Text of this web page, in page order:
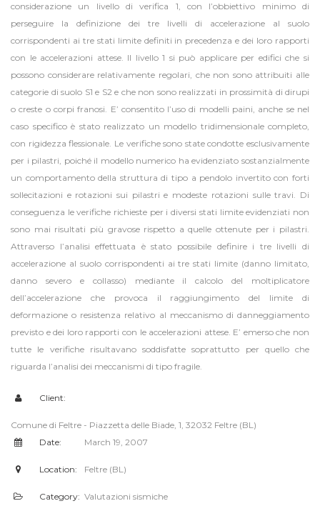
considerazione un livello di verifica 1, con l’obbiettivo minimo di
perseguire la definizione dei tre livelli di accelerazione al suolo
corrispondenti ai tre stati limite definiti in precedenza e dei loro rapporti
con le accelerazioni attese. Il livello 1 si può applicare per edifici che si
possono considerare relativamente regolari, che non sono attribuiti alle
categorie di suolo S1 e S2 e che non sono realizzati in prossimità di dirupi
o creste o corpi franosi. E’ consentito l’uso di modelli paini, anche se nel
caso specifico è stato realizzato un modello tridimensionale completo,
con rigidezza flessionale. Le verifiche sono state condotte esclusivamente
per i pilastri, poiché il modello numerico ha evidenziato sostanzialmente
un comportamento della struttura di tipo a pendolo invertito con forti
sollecitazioni e rotazioni sui pilastri e modeste rotazioni sulle travi. Di
conseguenza le verifiche richieste per i diversi stati limite evidenziati non
sono mai risultati più gravose rispetto a quelle ottenute per i pilastri.
Attraverso l’analisi effettuata è stato possibile definire i tre livelli di
accelerazione al suolo corrispondenti ai tre stati limite (danno limitato,
danno severo e collasso) mediante il calcolo del moltiplicatore
dell’accelerazione che provoca il raggiungimento del limite di
deformazione o resistenza relativo al meccanismo di danneggiamento
previsto e dei loro rapporti con le accelerazioni attese. E’ emerso che non
tutte le verifiche risultavano soddisfatte soprattutto per quello che
riguarda l’analisi dei meccanismi di tipo fragile.
Client:
Comune di Feltre - Piazzetta delle Biade, 1, 32032 Feltre (BL)
Date:
March 19, 2007
Location: Feltre (BL)
Category: Valutazioni sismiche